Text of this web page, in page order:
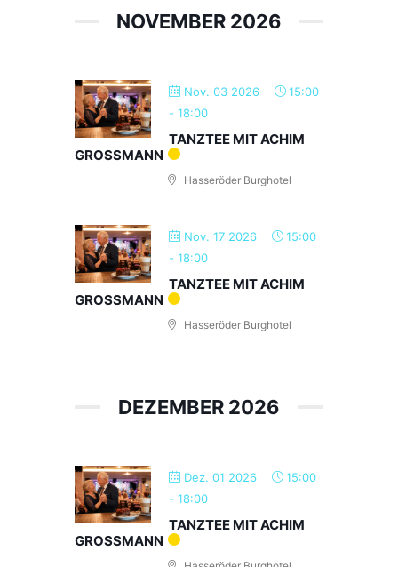
NOVEMBER 2026
Nov. 03 2026
15:00
- 18:00
TANZTEE MIT ACHIM
GROSSMANN
Hasseröder Burghotel
Nov. 17 2026
15:00
- 18:00
TANZTEE MIT ACHIM
GROSSMANN
Hasseröder Burghotel
DEZEMBER 2026
Dez. 01 2026
15:00
- 18:00
TANZTEE MIT ACHIM
GROSSMANN